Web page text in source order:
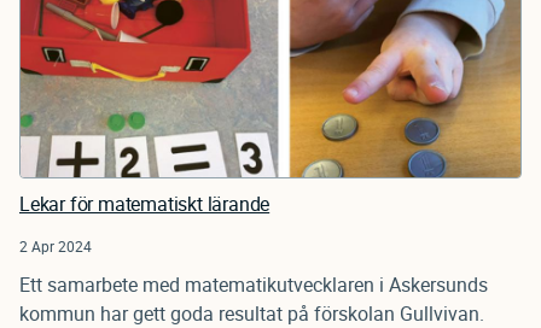
Lekar för matematiskt lärande
2 Apr 2024
Ett samarbete med matematikutvecklaren i Askersunds
kommun har gett goda resultat på förskolan Gullvivan.